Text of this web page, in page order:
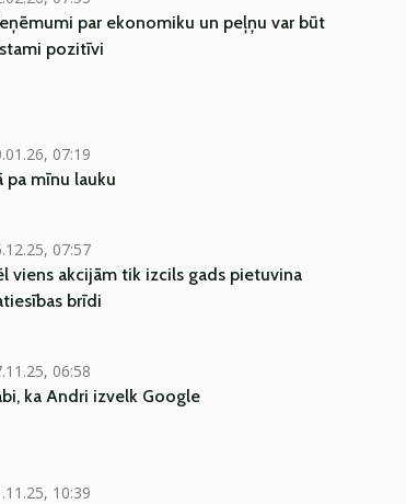
par ekonomiku un peļņu var būt
pozitīvi
07:19
pa mīnu lauku
07:57
viens akcijām tik izcils gads pietuvina
brīdi
06:58
ka Andri izvelk Google
10:39